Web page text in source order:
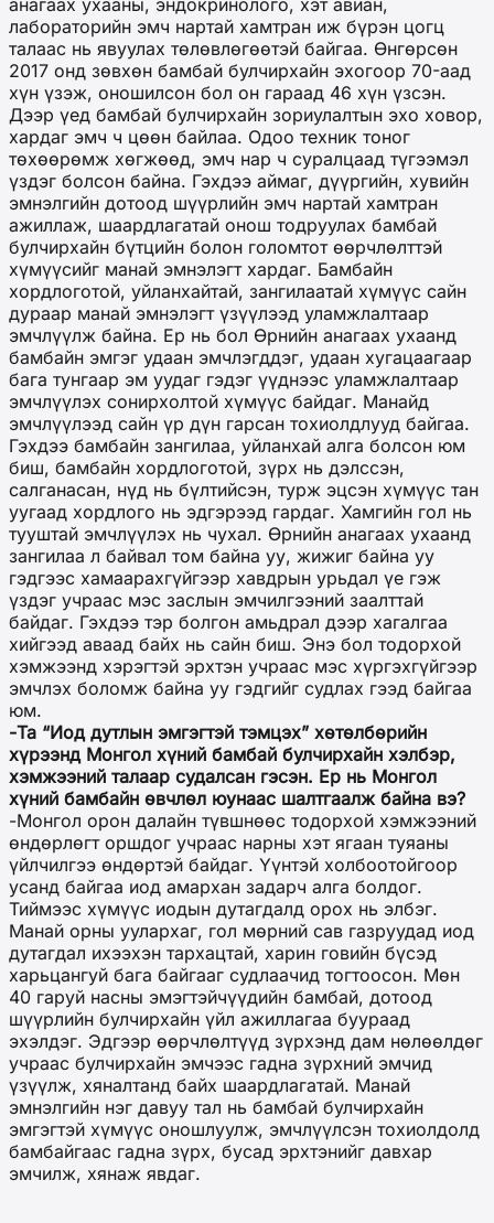
анагаах ухааны, эндокринолого, хэт авиан,
лабораторийн эмч нартай хамтран иж бүрэн цогц
талаас нь явуулах төлөвлөгөөтэй байгаа. Өнгөрсөн
2017 онд зөвхөн бамбай булчирхайн эхогоор 70-аад
хүн үзэж, оношилсон бол он гараад 46 хүн үзсэн.
Дээр үед бамбай булчирхайн зориулалтын эхо ховор,
хардаг эмч ч цөөн байлаа. Одоо техник тоног
төхөөрөмж хөгжөөд, эмч нар ч суралцаад түгээмэл
үздэг болсон байна. Гэхдээ аймаг, дүүргийн, хувийн
эмнэлгийн дотоод шүүрлийн эмч нартай хамтран
ажиллаж, шаардлагатай онош тодруулах бамбай
булчирхайн бүтцийн болон голомтот өөрчлөлттэй
хүмүүсийг манай эмнэлэгт хардаг. Бамбайн
хордлоготой, уйланхайтай, зангилаатай хүмүүс сайн
дураар манай эмнэлэгт үзүүлээд уламжлалтаар
эмчлүүлж байна. Ер нь бол Өрнийн анагаах ухаанд
бамбайн эмгэг удаан эмчлэгддэг, удаан хугацаагаар
бага тунгаар эм уудаг гэдэг үүднээс уламжлалтаар
эмчлүүлэх сонирхолтой хүмүүс байдаг. Манайд
эмчлүүлээд сайн үр дүн гарсан тохиолдлууд байгаа.
Гэхдээ бамбайн зангилаа, уйланхай алга болсон юм
биш, бамбайн хордлоготой, зүрх нь дэлссэн,
салганасан, нүд нь бүлтийсэн, турж эцсэн хүмүүс тан
уугаад хордлого нь эдгэрээд гардаг. Хамгийн гол нь
тууштай эмчлүүлэх нь чухал. Өрнийн анагаах ухаанд
зангилаа л байвал том байна уу, жижиг байна уу
гэдгээс хамаарахгүйгээр хавдрын урьдал үе гэж
үздэг учраас мэс заслын эмчилгээний заалттай
байдаг. Гэхдээ тэр болгон амьдрал дээр хагалгаа
хийгээд аваад байх нь сайн биш. Энэ бол тодорхой
хэмжээнд хэрэгтэй эрхтэн учраас мэс хүргэхгүйгээр
эмчлэх боломж байна уу гэдгийг судлах гээд байгаа
юм.
-Та “Иод дутлын эмгэгтэй тэмцэх” хөтөлбөрийн
хүрээнд Монгол хүний бамбай булчирхайн хэлбэр,
хэмжээний талаар судалсан гэсэн. Ер нь Монгол
хүний бамбайн өвчлөл юунаас шалтгаалж байна вэ?
-Монгол орон далайн түвшнөөс тодорхой хэмжээний
өндөрлөгт оршдог учраас нарны хэт ягаан туяаны
үйлчилгээ өндөртэй байдаг. Үүнтэй холбоотойгоор
усанд байгаа иод амархан задарч алга болдог.
Тиймээс хүмүүс иодын дутагдалд орох нь элбэг.
Манай орны уулархаг, гол мөрний сав газруудад иод
дутагдал ихээхэн тархацтай, харин говийн бүсэд
харьцангуй бага байгааг судлаачид тогтоосон. Мөн
40 гаруй насны эмэгтэйчүүдийн бамбай, дотоод
шүүрлийн булчирхайн үйл ажиллагаа буураад
эхэлдэг. Эдгээр өөрчлөлтүүд зүрхэнд дам нөлөөлдөг
учраас булчирхайн эмчээс гадна зүрхний эмчид
үзүүлж, хяналтанд байх шаардлагатай. Манай
эмнэлгийн нэг давуу тал нь бамбай булчирхайн
эмгэгтэй хүмүүс оношлуулж, эмчлүүлсэн тохиолдолд
бамбайгаас гадна зүрх, бусад эрхтэнийг давхар
эмчилж, хянаж явдаг.